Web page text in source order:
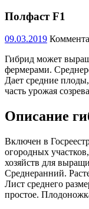
Полфаст F1
09.03.2019
Гибрид может
фермерами.
Дает средние
часть урожая
Описание
Включен в
огородных
хозяйств для
Среднеранний.
Лист среднего
простое.